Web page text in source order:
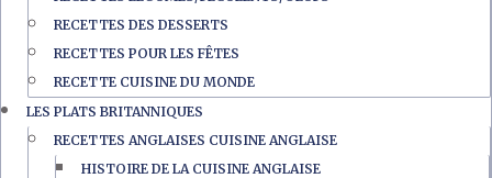
RECETTES DES DESSERTS
RECETTES POUR LES FÊTES
RECETTE CUISINE DU MONDE
LES PLATS BRITANNIQUES
RECETTES ANGLAISES CUISINE ANGLAISE
HISTOIRE DE LA CUISINE ANGLAISE